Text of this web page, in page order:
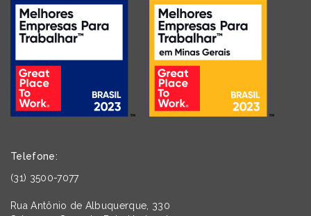
Telefone:
(31) 3500-7077
Rua Antônio de Albuquerque, 330